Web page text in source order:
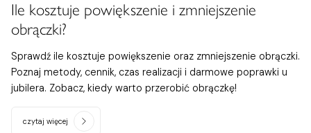
Ile kosztuje powiększenie i zmniejszenie
obrączki?
Sprawdź ile kosztuje powiększenie oraz zmniejszenie obrączki.
Poznaj metody, cennik, czas realizacji i darmowe poprawki u
jubilera. Zobacz, kiedy warto przerobić obrączkę!
czytaj więcej